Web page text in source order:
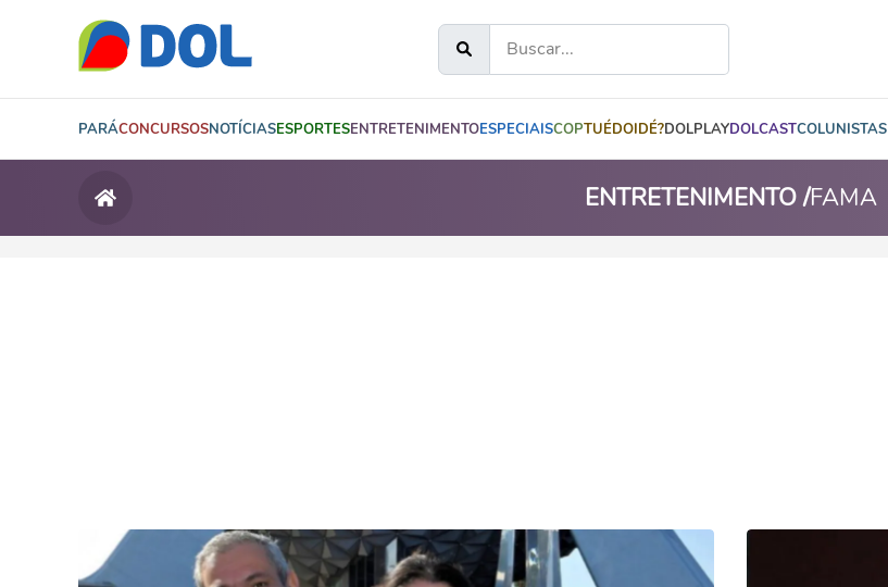
PARÁCONCURSOSNOTÍCIASESPORTESENTRETENIMENTOESPECIAISCOPTUÉDOIDÉ?DOLPLAYDOLCASTCOLUNISTAS
ENTRETENIMENTO /FAMA